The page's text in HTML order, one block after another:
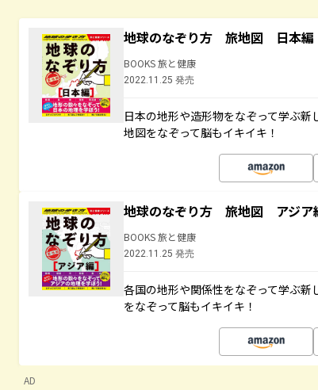
地球のなぞり方 旅地図 日本編
BOOKS 旅と健康
2022.11.25 発売
日本の地形や造形物をなぞって学ぶ
地図をなぞって脳もイキイキ！
地球のなぞり方 旅地図 アジア
BOOKS 旅と健康
2022.11.25 発売
各国の地形や関係性をなぞって学ぶ
をなぞって脳もイキイキ！
AD